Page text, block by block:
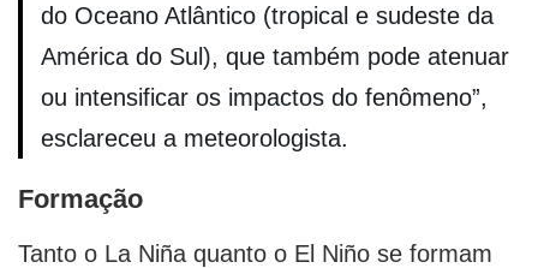
do Oceano Atlântico (tropical e sudeste da
América do Sul), que também pode atenuar
ou intensificar os impactos do fenômeno”,
esclareceu a meteorologista.
Formação
Tanto o La Niña quanto o El Niño se formam